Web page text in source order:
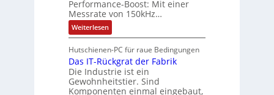
c
k
b
e
s
c
i
c
h
t
a
l
u
n
g
r
i
e
l
o
e
M
u
l
t
Performance-Boost: Mit einer
Messrate von 150kHz…
Weiterlesen:
V
r
b
e
s
s
Hutschienen-PC für raue Bedingungen
Das IT-Rückgrat der Fabrik
Die Industrie ist ein
Gewohnheitstier. Sind
Komponenten einmal eingebaut,